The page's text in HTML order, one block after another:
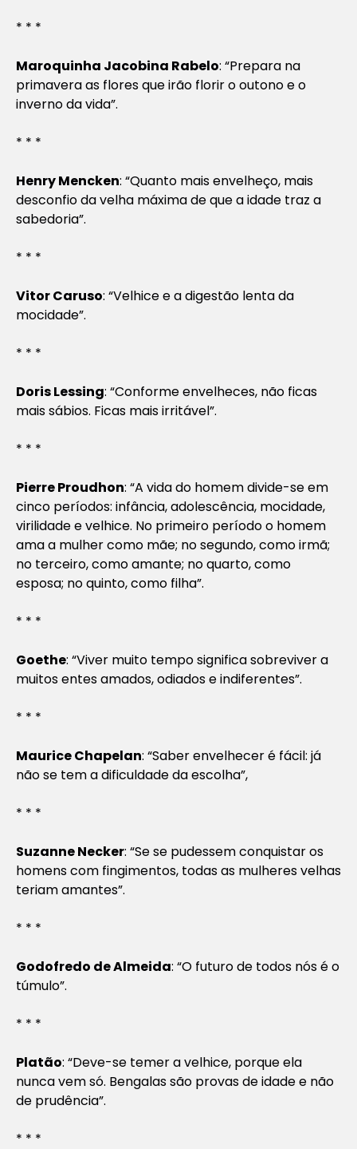
* * *
Maroquinha Jacobina Rabelo: “Prepara na
primavera as flores que irão florir o outono e o
inverno da vida”.
* * *
Henry Mencken: “Quanto mais envelheço, mais
desconfio da velha máxima de que a idade traz a
sabedoria”.
* * *
Vitor Caruso: “Velhice e a digestão lenta da
mocidade”.
* * *
Doris Lessing: “Conforme envelheces, não ficas
mais sábios. Ficas mais irritável”.
* * *
Pierre Proudhon: “A vida do homem divide-se em
cinco períodos: infância, adolescência, mocidade,
virilidade e velhice. No primeiro período o homem
ama a mulher como mãe; no segundo, como irmã;
no terceiro, como amante; no quarto, como
esposa; no quinto, como filha”.
* * *
Goethe: “Viver muito tempo significa sobreviver a
muitos entes amados, odiados e indiferentes”.
* * *
Maurice Chapelan: “Saber envelhecer é fácil: já
não se tem a dificuldade da escolha”,
* * *
Suzanne Necker: “Se se pudessem conquistar os
homens com fingimentos, todas as mulheres velhas
teriam amantes”.
* * *
Godofredo de Almeida: “O futuro de todos nós é o
túmulo”.
* * *
Platão: “Deve-se temer a velhice, porque ela
nunca vem só. Bengalas são provas de idade e não
de prudência”.
* * *